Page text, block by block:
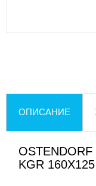
ОПИСАНИЕ
KGR